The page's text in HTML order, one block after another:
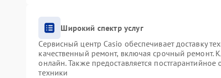
Широкий спектр услуг
Сервисный центр Casio обеспечивает доставку
качественный ремонт, включая срочный ремонт.
онлайн. Также предоставляется
техники